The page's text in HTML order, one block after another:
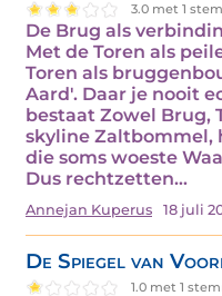
3.0 met 1
De Brug als
Met de Toren als
Toren als
Aard'. Daar je nooit
bestaat Zowel Brug,
skyline Zaltbommel,
die soms woeste
Dus rechtzetten…
Annejan Kuperus 18 juli
De Spiegel van
1.0 met 1